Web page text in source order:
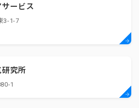
ービス
3-1-7
究所
1